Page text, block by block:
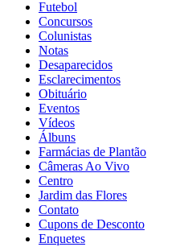
Futebol
Concursos
Colunistas
Notas
Desaparecidos
Esclarecimentos
Obituário
Eventos
Vídeos
Álbuns
Farmácias de Plantão
Câmeras Ao Vivo
Centro
Jardim das Flores
Contato
Cupons de Desconto
Enquetes